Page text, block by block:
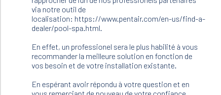
Marc
Rayroud
(not
verified)
via notre outil de
localisation: https://www.pentair.com/en-us/find-a-
dealer/pool-spa.html.
En effet, un professionel sera le plus habilité à vous
recommander la meilleure solution en fonction de
vos besoin et de votre installation existante.
En espérant avoir répondu à votre question et en